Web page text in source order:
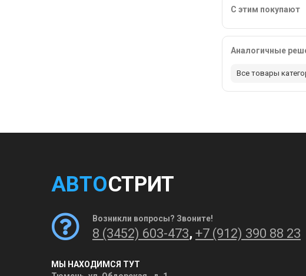
С этим покупают
Аналогичные
Все товары
АВТОСТРИТ
Возникли вопросы? Звоните!
8 (3452) 603-473, +7 (912) 390 88 23
МЫ НАХОДИМСЯ ТУТ